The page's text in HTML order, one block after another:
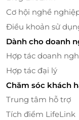
Cơ hội nghề
Điều khoản sử
Dành cho doanh
Hợp tác doanh
Hợp tác đại lý
Chăm sóc khách
Trung tâm hỗ trợ
Tích điểm LifeLink